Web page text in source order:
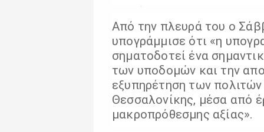
Από την πλευρά του ο
υπογράμμισε ότι «η
σηματοδοτεί ένα
των υποδομών και την
εξυπηρέτηση των
Θεσσαλονίκης, μέσα από
μακροπρόθεσμης αξίας».